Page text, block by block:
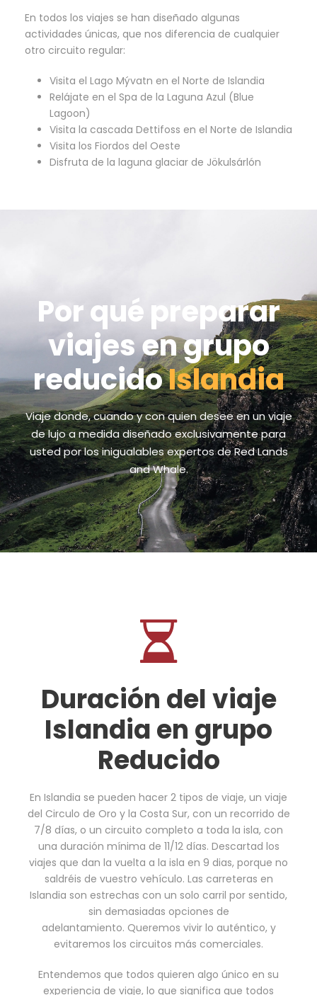
En todos los viajes se han diseñado algunas
actividades únicas, que nos diferencia de cualquier
otro circuito regular:
Visita el Lago Mývatn en el Norte de Islandia
Relájate en el Spa de la Laguna Azul (Blue
Lagoon)
Visita la cascada Dettifoss en el Norte de Islandia
Visita los Fiordos del Oeste
Disfruta de la laguna glaciar de Jökulsárlón
Por qué preparar
viajes en grupo
reducidoIslandia
Viaje donde, cuando y con quien desee en un viaje
de lujo a medida diseñado exclusivamente para
usted por los inigualables expertos de Red Lands
and Whale.
Duración del viaje
Islandia en grupo
Reducido
En Islandia se pueden hacer 2 tipos de viaje, un viaje
del Circulo de Oro y la Costa Sur, con un recorrido de
7/8 días, o un circuito completo a toda la isla, con
una duración mínima de 11/12 días. Descartad los
viajes que dan la vuelta a la isla en 9 dias, porque no
saldréis de vuestro vehículo. Las carreteras en
Islandia son estrechas con un solo carril por sentido,
sin demasiadas opciones de
adelantamiento. Queremos vivir lo auténtico, y
evitaremos los circuitos más comerciales.
Entendemos que todos quieren algo único en su
experiencia de viaje, lo que significa que todos